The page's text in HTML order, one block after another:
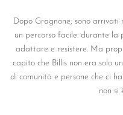
Dopo Gragnone, sono
un percorso facile: durante la
adattare e resistere. Ma
capito che Billis non era solo
di comunità e persone che ci
non si